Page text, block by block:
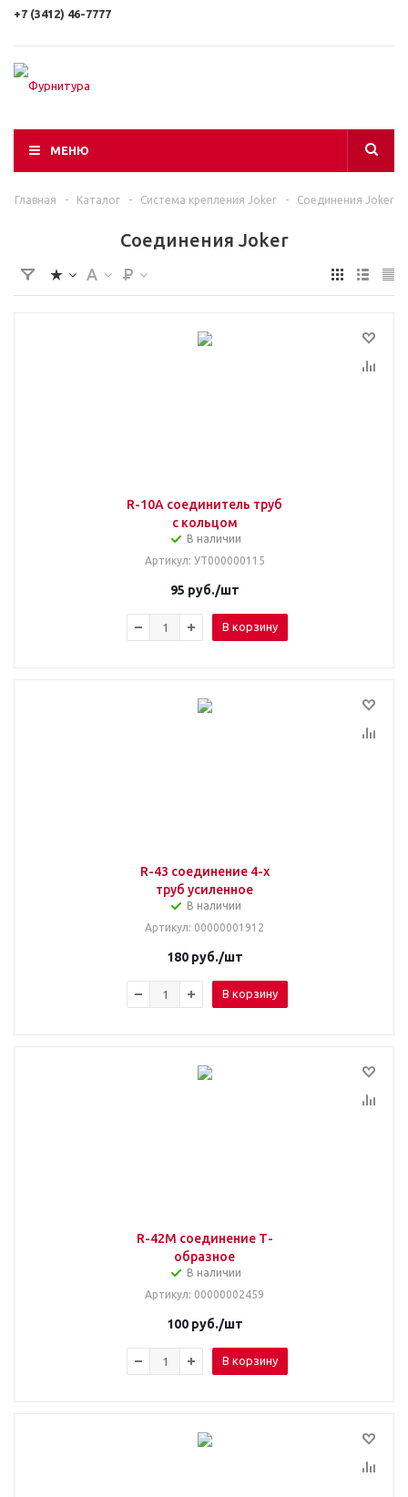
+7 (3412) 46-7777
МЕНЮ
Главная - Каталог - Система крепления Joker - Соединения Joker
Соединения Joker
R-10А соединитель труб
с кольцом
В наличии
Артикул: УТ000000115
95 руб./шт
В корзину
R-43 соединение 4-х
труб усиленное
В наличии
Артикул: 00000001912
180руб./шт
В корзину
R-42М соединение Т-
образное
В наличии
Артикул: 00000002459
100руб./шт
В корзину